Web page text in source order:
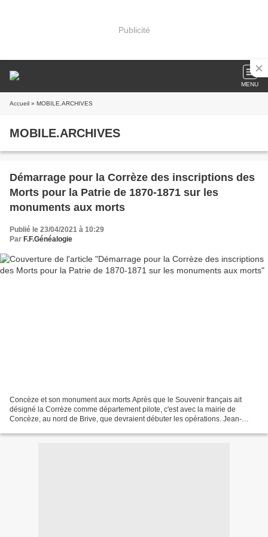
Publicité
MENU
Accueil » MOBILE.ARCHIVES
MOBILE.ARCHIVES
Démarrage pour la Corrèze des inscriptions des
Morts pour la Patrie de 1870-1871 sur les
monuments aux morts
Publié le 23/04/2021 à 10:29
Par F.F.Généalogie
Concèze et son monument aux morts Après que le Souvenir français ait
désigné la Corrèze comme département pilote, c'est avec la mairie de
Concèze, au nord de Brive, que devraient débuter les opérations. Jean-